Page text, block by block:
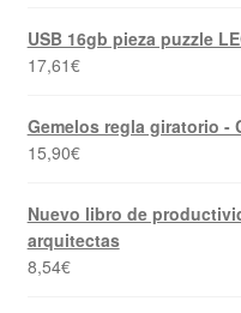
USB 16gb pieza puzzle
17,61€
Gemelos regla giratorio -
15,90€
Nuevo libro de
arquitectas
8,54€